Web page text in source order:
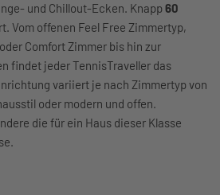
und Chillout-Ecken. Knapp 60
Vom offenen Feel Free Zimmertyp,
Comfort Zimmer bis hin zur
findet jeder TennisTraveller das
variiert je nach Zimmertyp von
oder modern und offen.
die für ein Haus dieser Klasse